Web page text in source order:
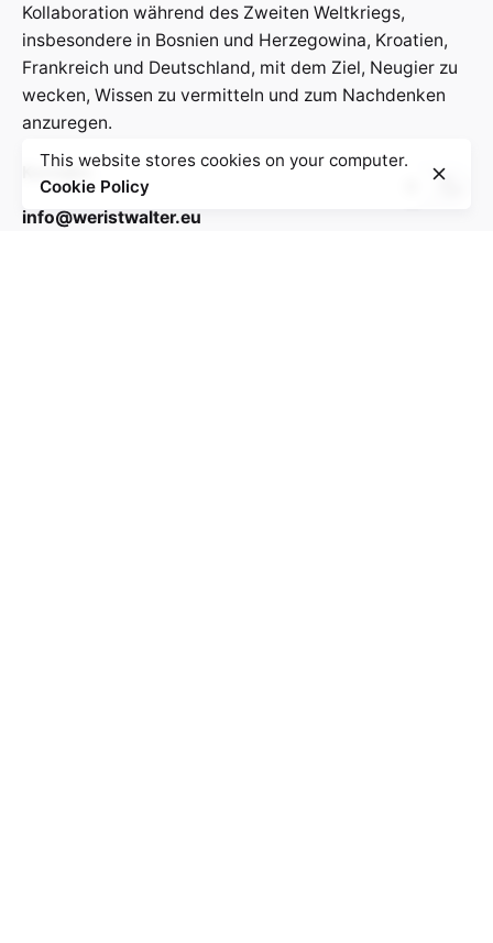
Kollaboration während des Zweiten Weltkriegs,
insbesondere in Bosnien und Herzegowina, Kroatien,
Frankreich und Deutschland, mit dem Ziel, Neugier zu
wecken, Wissen zu vermitteln und zum Nachdenken
anzuregen.
Kontakt:
info@weristwalter.eu
This website stores cookies on your computer.
Cookie Policy